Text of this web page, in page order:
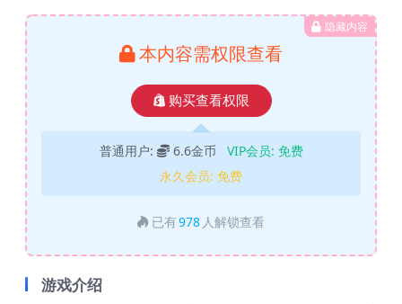
隐藏内容
本内容需权限查看
购买查看权限
普通用户: 6.6金币 VIP会员: 免费
永久会员: 免费
已有978 人解锁查看
游戏介绍